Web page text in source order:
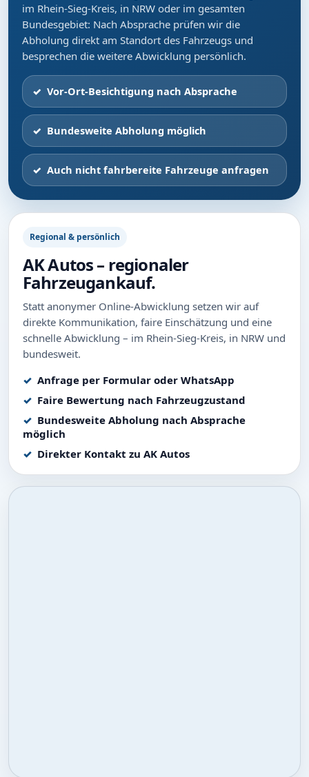
im Rhein-Sieg-Kreis, in NRW oder im gesamten
Bundesgebiet: Nach Absprache prüfen wir die
Abholung direkt am Standort des Fahrzeugs und
besprechen die weitere Abwicklung persönlich.
Vor-Ort-Besichtigung nach Absprache
Bundesweite Abholung möglich
Auch nicht fahrbereite Fahrzeuge anfragen
Regional & persönlich
AK Autos – regionaler
Fahrzeugankauf.
Statt anonymer Online-Abwicklung setzen wir auf
direkte Kommunikation, faire Einschätzung und eine
schnelle Abwicklung – im Rhein-Sieg-Kreis, in NRW und
bundesweit.
Anfrage per Formular oder WhatsApp
Faire Bewertung nach Fahrzeugzustand
Bundesweite Abholung nach Absprache
möglich
Direkter Kontakt zu AK Autos